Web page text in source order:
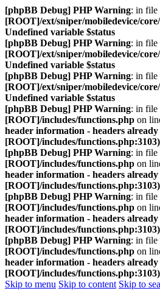
[phpBB Debug] PHP Warning: in file
[ROOT]/ext/sniper/mobiledevice/
Undefined variable $status
[phpBB Debug] PHP Warning: in file
[ROOT]/ext/sniper/mobiledevice/
Undefined variable $status
[phpBB Debug] PHP Warning: in file
[ROOT]/ext/sniper/mobiledevice/
Undefined variable $status
[phpBB Debug] PHP Warning: in file
[ROOT]/includes/functions.php on
header information - headers
[ROOT]/includes/functions.php:3103)
[phpBB Debug] PHP Warning: in file
[ROOT]/includes/functions.php on
header information - headers
[ROOT]/includes/functions.php:3103)
[phpBB Debug] PHP Warning: in file
[ROOT]/includes/functions.php on
header information - headers
[ROOT]/includes/functions.php:3103)
[phpBB Debug] PHP Warning: in file
[ROOT]/includes/functions.php on
header information - headers
[ROOT]/includes/functions.php:3103)
Skip to menu Skip to content Skip to